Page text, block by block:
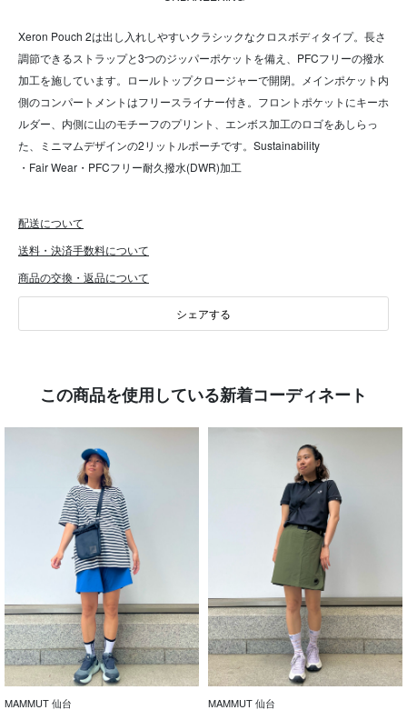
Xeron Pouch 2は出し入れしやすいクラシックなクロスボディタイプ。長さ
調節できるストラップと3つのジッパーポケットを備え、PFCフリーの撥水
加工を施しています。ロールトップクロージャーで開閉。メインポケット内
側のコンパートメントはフリースライナー付き。フロントポケットにキーホ
ルダー、内側に山のモチーフのプリント、エンボス加工のロゴをあしらっ
た、ミニマムデザインの2リットルポーチです。Sustainability
・Fair Wear・PFCフリー耐久撥水(DWR)加工
配送について
送料・決済手数料について
商品の交換・返品について
シェアする
この商品を使用している新着コーディネート
MAMMUT 仙台 MAMMUT 仙台